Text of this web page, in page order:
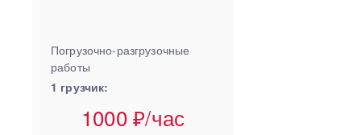
Погрузочно-разгрузочные
работы
1 грузчик:
1000 ₽/час